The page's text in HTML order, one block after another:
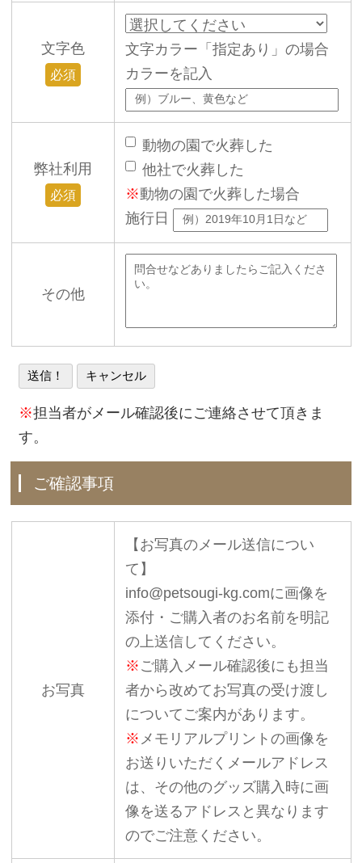
文字色
必須
文字カラー「指定あり」の場合
カラーを記入
弊社利用
必須
動物の園で火葬した
他社で火葬した
※動物の園で火葬した場合
施行日
その他
※担当者がメール確認後にご連絡させて頂きま
す。
ご確認事項
お写真
【お写真のメール送信につい
て】
info@petsougi-kg.comに画像を
添付・ご購入者のお名前を明記
の上送信してください。
※ ご購入メール確認後にも担当
者から改めてお写真の受け渡し
についてご案内があります。
※ メモリアルプリントの画像を
お送りいただくメールアドレス
は、その他のグッズ購入時に画
像を送るアドレスと異なります
のでご注意ください。